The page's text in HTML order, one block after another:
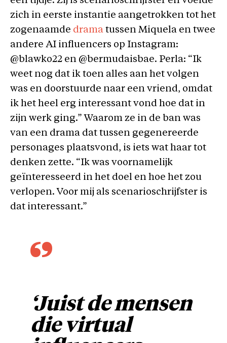
zich in eerste instantie aangetrokken tot het
zogenaamde drama tussen Miquela en twee
andere AI influencers op Instagram:
@blawko22 en @bermudaisbae. Perla: “Ik
weet nog dat ik toen alles aan het volgen
was en doorstuurde naar een vriend, omdat
ik het heel erg interessant vond hoe dat in
zijn werk ging.” Waarom ze in de ban was
van een drama dat tussen gegenereerde
personages plaatsvond, is iets wat haar tot
denken zette. “Ik was voornamelijk
geïnteresseerd in het doel en hoe het zou
verlopen. Voor mij als scenarioschrijfster is
dat interessant.”
‘Juist de mensen
die virtual